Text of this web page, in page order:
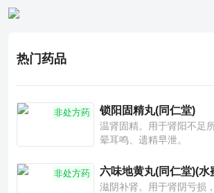
热门药品
非处方药 锁阳固精丸(同仁堂)
温肾固精。用于肾阳不足
晕耳鸣、遗精早泄。
非处方药 六味地黄丸(同仁堂)(水
滋阴补肾。用于肾阴亏损